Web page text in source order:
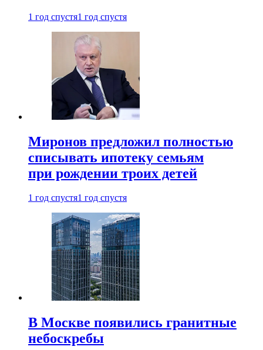
1 год спустя1 год спустя
Миронов предложил полностью
списывать ипотеку семьям
при рождении троих детей
1 год спустя1 год спустя
В Москве появились гранитные
небоскребы